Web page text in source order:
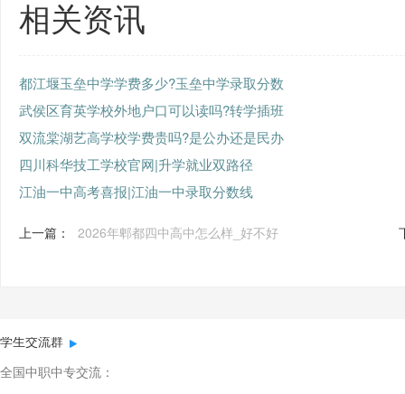
相关资讯
都江堰玉垒中学学费多少?玉垒中学录取分数
武侯区育英学校外地户口可以读吗?转学插班
双流棠湖艺高学校学费贵吗?是公办还是民办
四川科华技工学校官网|升学就业双路径
江油一中高考喜报|江油一中录取分数线
上一篇： 2026年郫都四中高中怎么样_好不好
学生交流群
全国中职中专交流：